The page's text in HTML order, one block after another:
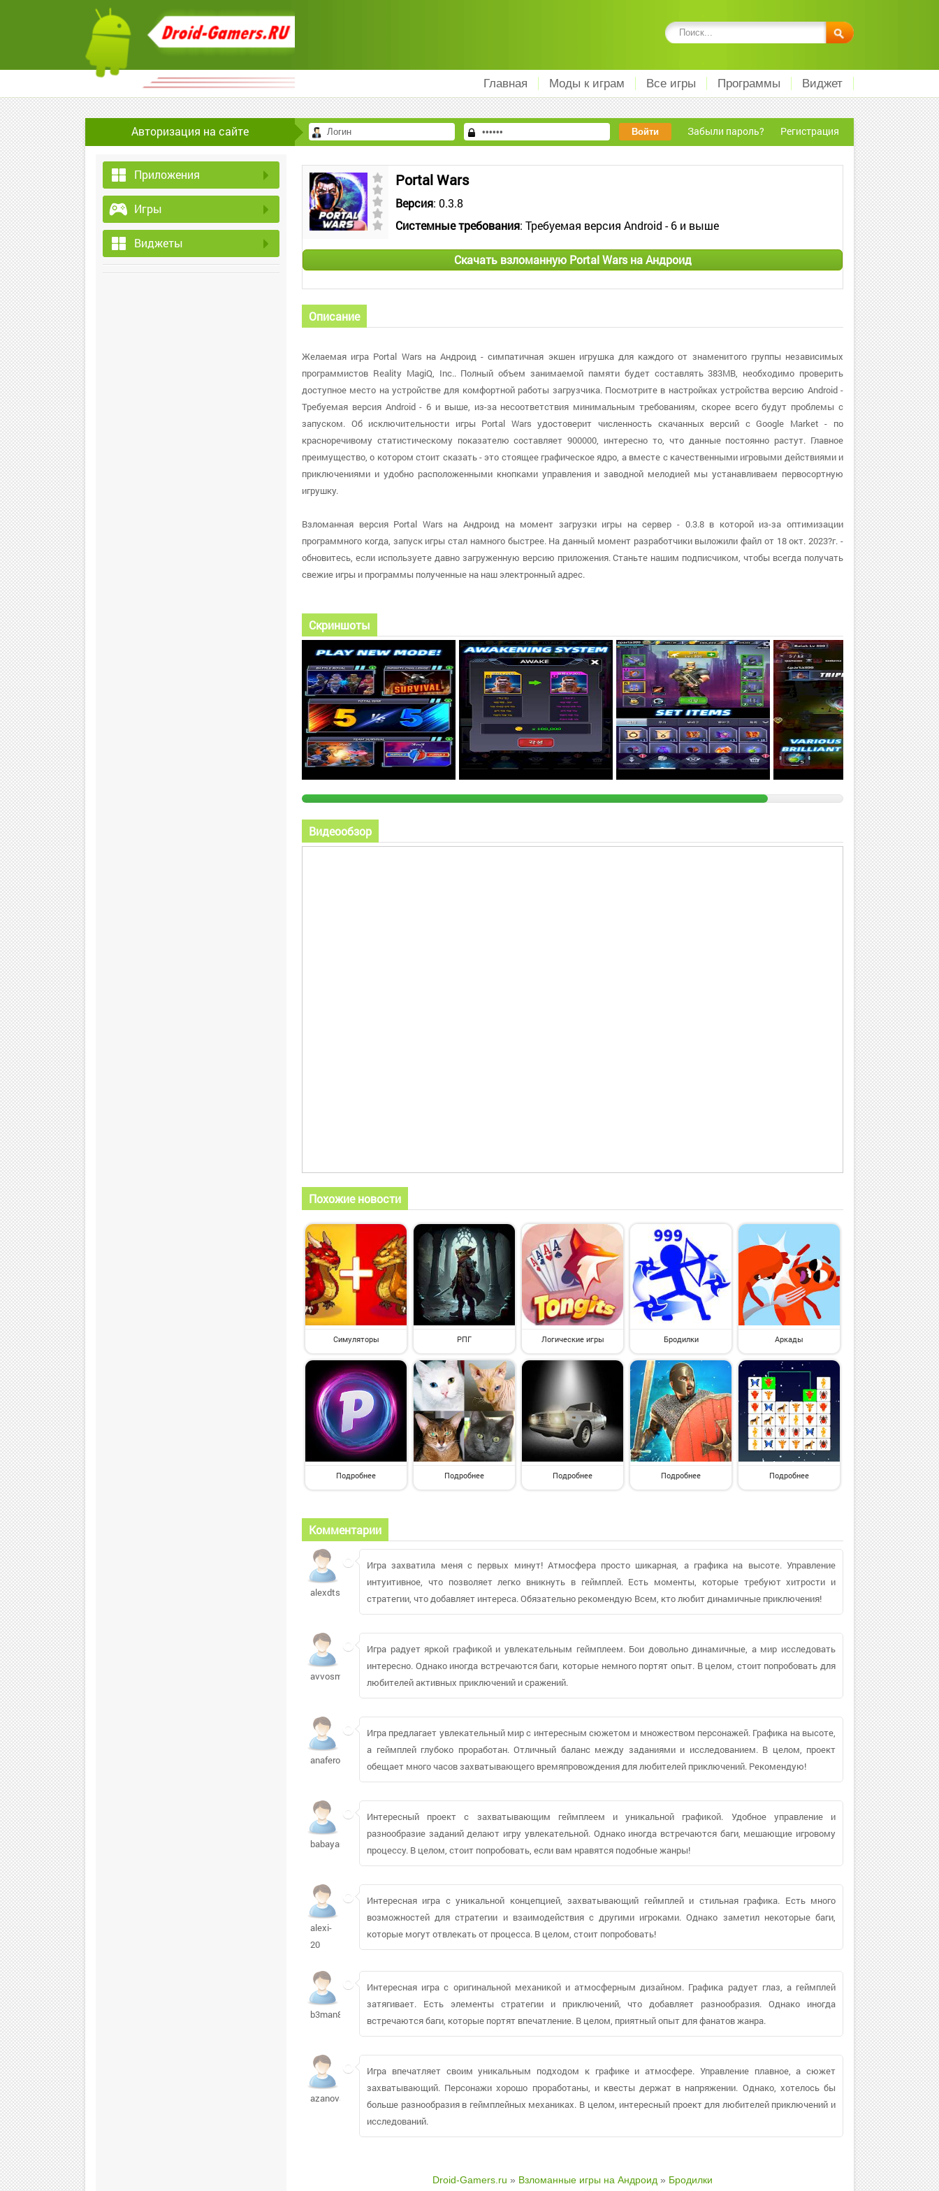
Главная Моды к играм Все игры Программы Виджет
Авторизация на сайте Забыли пароль? Регистрация
Приложения
Игры
Виджеты
Portal Wars
Версия: 0.3.8
Системные требования: Требуемая версия Android - 6 и выше
Скачать взломанную Portal Wars на Андроид
Описание
Желаемая игра Portal Wars на Андроид - симпатичная экшен игрушка для каждого от знаменитого группы независимых
программистов Reality MagiQ, Inc.. Полный объем занимаемой памяти будет составлять 383MB, необходимо проверить
доступное место на устройстве для комфортной работы загрузчика. Посмотрите в настройках устройства версию Android -
Требуемая версия Android - 6 и выше, из-за несоответствия минимальным требованиям, скорее всего будут проблемы с
запуском. Об исключительности игры Portal Wars удостоверит численность скачанных версий с Google Market - по
красноречивому статистическому показателю составляет 900000, интересно то, что данные постоянно растут. Главное
преимущество, о котором стоит сказать - это стоящее графическое ядро, а вместе с качественными игровыми действиями и
приключениями и удобно расположенными кнопками управления и заводной мелодией мы устанавливаем первосортную
игрушку.
Взломанная версия Portal Wars на Андроид на момент загрузки игры на сервер - 0.3.8 в которой из-за оптимизации
программного когда, запуск игры стал намного быстрее. На данный момент разработчики выложили файл от 18 окт. 2023?г. -
обновитесь, если используете давно загруженную версию приложения. Станьте нашим подписчиком, чтобы всегда получать
свежие игры и программы полученные на наш электронный адрес.
Скриншоты
Видеообзор
Похожие новости
Симуляторы РПГ Логические игры Бродилки Аркады
Подробнее Подробнее Подробнее Подробнее Подробнее
Комментарии
alexdtst577
Игра захватила меня с первых минут! Атмосфера просто шикарная, а графика на высоте. Управление
интуитивное, что позволяет легко вникнуть в геймплей. Есть моменты, которые требуют хитрости и
стратегии, что добавляет интереса. Обязательно рекомендую Всем, кто любит динамичные приключения!
avvosm
Игра радует яркой графикой и увлекательным геймплеем. Бои довольно динамичные, а мир исследовать
интересно. Однако иногда встречаются баги, которые немного портят опыт. В целом, стоит попробовать для
любителей активных приключений и сражений.
anaferol
Игра предлагает увлекательный мир с интересным сюжетом и множеством персонажей. Графика на высоте,
а геймплей глубоко проработан. Отличный баланс между заданиями и исследованием. В целом, проект
обещает много часов захватывающего времяпровождения для любителей приключений. Рекомендую!
babayaro163
Интересный проект с захватывающим геймплеем и уникальной графикой. Удобное управление и
разнообразие заданий делают игру увлекательной. Однако иногда встречаются баги, мешающие игровому
процессу. В целом, стоит попробовать, если вам нравятся подобные жанры!
alexi-
20
Интересная игра с уникальной концепцией, захватывающий геймплей и стильная графика. Есть много
возможностей для стратегии и взаимодействия с другими игроками. Однако заметил некоторые баги,
которые могут отвлекать от процесса. В целом, стоит попробовать!
b3man89
Интересная игра с оригинальной механикой и атмосферным дизайном. Графика радует глаз, а геймплей
затягивает. Есть элементы стратегии и приключений, что добавляет разнообразия. Однако иногда
встречаются баги, которые портят впечатление. В целом, приятный опыт для фанатов жанра.
azanova06891
Игра впечатляет своим уникальным подходом к графике и атмосфере. Управление плавное, а сюжет
захватывающий. Персонажи хорошо проработаны, и квесты держат в напряжении. Однако, хотелось бы
больше разнообразия в геймплейных механиках. В целом, интересный проект для любителей приключений и
исследований.
Droid-Gamers.ru » Взломанные игры на Андроид » Бродилки